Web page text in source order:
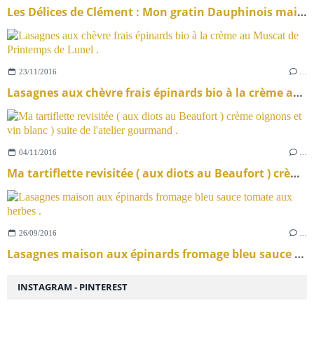
Les Délices de Clément : Mon gratin Dauphinois maison .
23/11/2016
Lasagnes aux chèvre frais épinards bio à la crème au Muscat de Printemps de Lunel .
04/11/2016
Ma tartiflette revisitée ( aux diots au Beaufort ) crème oignons et vin blanc ) suite de l'atelier gourmand .
26/09/2016
Lasagnes maison aux épinards fromage bleu sauce tomate aux herbes .
INSTAGRAM - PINTEREST